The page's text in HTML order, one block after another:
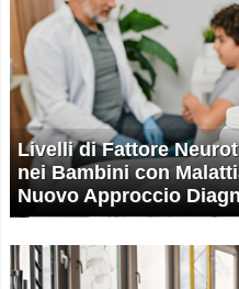
Livelli di Fattore
nei Bambini con
Nuovo Approccio